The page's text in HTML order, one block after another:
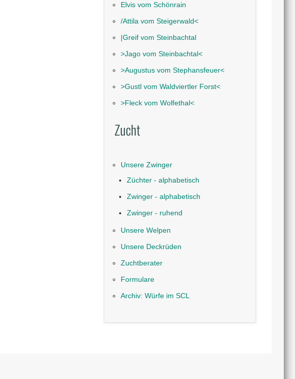
Elvis vom Schönrain
/Attila vom Steigerwald˂
|Greif vom Steinbachtal
˃Jago vom Steinbachtal˂
˃Augustus vom Stephansfeuer˂
˃Gustl vom Waldviertler Forst˂
˃Fleck vom Wolfethal˂
Zucht
Unsere Zwinger
Züchter - alphabetisch
Zwinger - alphabetisch
Zwinger - ruhend
Unsere Welpen
Unsere Deckrüden
Zuchtberater
Formulare
Archiv: Würfe im SCL